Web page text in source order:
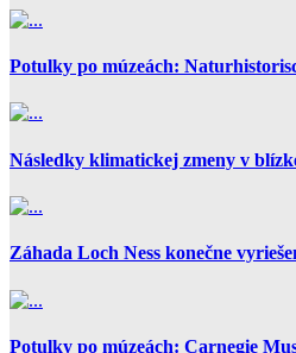
Potulky po múzeách:
Následky klimatickej zmeny v
Záhada Loch Ness konečne
Potulky po múzeách: Carnegie